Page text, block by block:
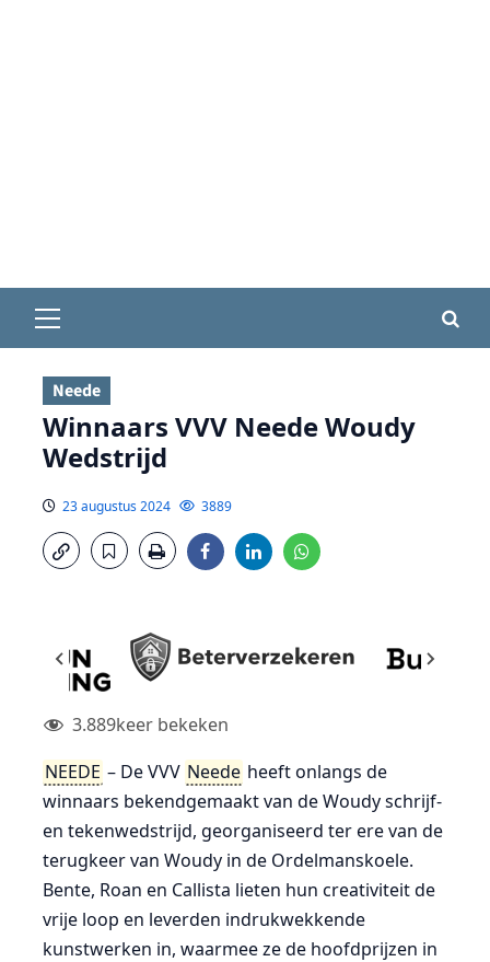
menu
Neede
Winnaars VVV Neede Woudy
Wedstrijd
23 augustus 2024 3889
3.889keer bekeken
NEEDE – De VVV Neede heeft onlangs de
winnaars bekendgemaakt van de Woudy schrijf-
en tekenwedstrijd, georganiseerd ter ere van de
terugkeer van Woudy in de Ordelmanskoele.
Bente, Roan en Callista lieten hun creativiteit de
vrije loop en leverden indrukwekkende
kunstwerken in, waarmee ze de hoofdprijzen in